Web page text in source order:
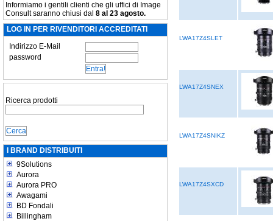
Informiamo i gentili clienti che gli uffici di Image
Consult saranno chiusi dal 8 al 23 agosto.
LOG IN PER RIVENDITORI ACCREDITATI
Indirizzo E-Mail
password
Ricerca prodotti
I BRAND DISTRIBUITI
9Solutions
Aurora
Aurora PRO
Awagami
BD Fondali
Billingham
LWA17Z4SLET
LWA17Z4SNEX
LWA17Z4SNIKZ
LWA17Z4SXCD